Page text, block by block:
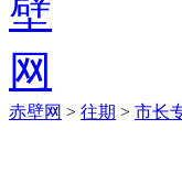
赤壁网 > 往期 > 市长